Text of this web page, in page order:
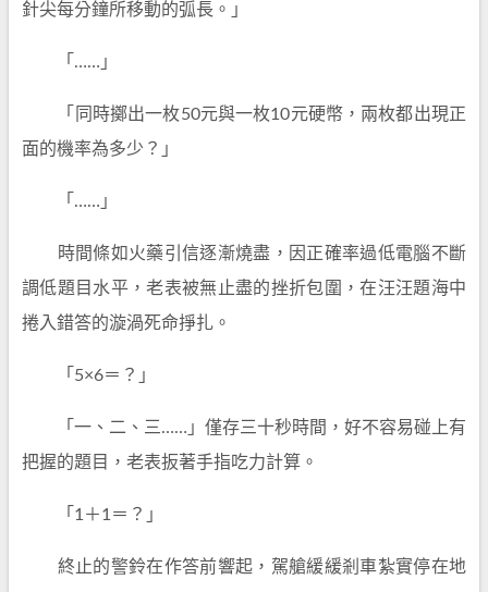
針尖每分鐘所移動的弧長。」
「……」
「同時擲出一枚50元與一枚10元硬幣，兩枚都出現正
面的機率為多少？」
「……」
時間條如火藥引信逐漸燒盡，因正確率過低電腦不斷
調低題目水平，老表被無止盡的挫折包圍，在汪汪題海中
捲入錯答的漩渦死命掙扎。
「5×6＝？」
「一、二、三……」僅存三十秒時間，好不容易碰上有
把握的題目，老表扳著手指吃力計算。
「1＋1＝？」
終止的警鈴在作答前響起，駕艙緩緩剎車紮實停在地